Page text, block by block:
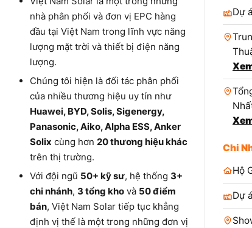
nhà phân phối và đơn vị EPC hàng
đầu tại Việt Nam trong lĩnh vực năng
lượng mặt trời và thiết bị điện năng
lượng.
Chúng tôi hiện là đối tác phân phối
của nhiều thương hiệu uy tín như
Huawei, BYD, Solis, Sigenergy,
Panasonic, Aiko, Alpha ESS, Anker
Solix cùng hơn 20 thương hiệu khác
trên thị trường.
Với đội ngũ 50+ kỹ sư, hệ thống 3+
chi nhánh, 3 tổng kho và 50 điểm
bán, Việt Nam Solar tiếp tục khẳng
định vị thế là một trong những đơn vị
Dự
Chi
Hộ
Dự